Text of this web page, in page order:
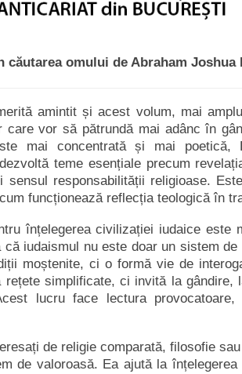
căutarea omului de Abraham Joshua
amintit și acest volum, mai
care vor să pătrundă mai adânc în
mai concentrată și mai poetică,
teme esențiale precum
sensul responsabilității religioase.
funcționează reflecția teologică în
înțelegerea civilizației iudaice este
că iudaismul nu este doar un sistem de
moștenite, ci o formă vie de
rețete simplificate, ci invită la gândire,
lucru face lectura
de religie comparată, filosofie
de valoroasă. Ea ajută la